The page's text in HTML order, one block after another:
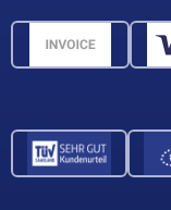
CAD data